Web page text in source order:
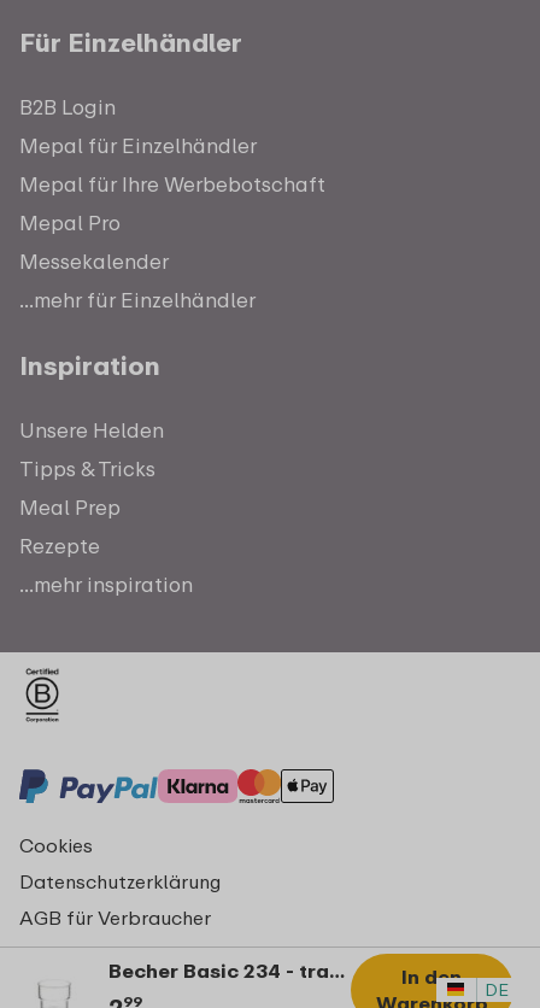
Becher Basic 234 - transparent
99
In den
Warenkorb
Für Einzelhändler
B2B Login
Mepal für Einzelhändler
Mepal für Ihre Werbebotschaft
Mepal Pro
Messekalender
...mehr für Einzelhändler
Inspiration
Unsere Helden
Tipps & Tricks
Meal Prep
Rezepte
...mehr inspiration
Cookies
Datenschutzerklärung
AGB für Verbraucher
Impressum
© Copyright 2026 Mepal
DE